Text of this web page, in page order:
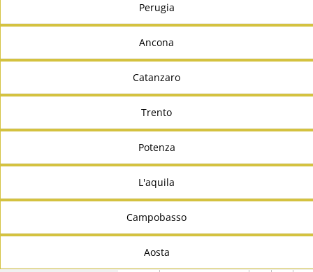
Perugia
Ancona
Catanzaro
Trento
Potenza
L'aquila
Campobasso
Aosta